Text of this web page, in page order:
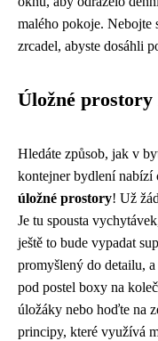
malého pokoje. Nebojte
zrcadel, abyste dosáhli
Úložné prostory
Hledáte způsob, jak v
kontejner bydlenínabízí
úložné prostory! Už
Je tu spousta
ještě to bude vypadat
promyšlený do detailu,
pod postel boxy na
úložáky nebo hoďte na
principy, které využívá